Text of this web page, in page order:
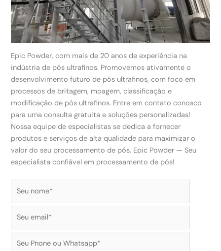
Epic Powder, com mais de 20 anos de experiência na
indústria de pós ultrafinos. Promovemos ativamente o
desenvolvimento futuro de pós ultrafinos, com foco em
processos de britagem, moagem, classificação e
modificação de pós ultrafinos. Entre em contato conosco
para uma consulta gratuita e soluções personalizadas!
Nossa equipe de especialistas se dedica a fornecer
produtos e serviços de alta qualidade para maximizar o
valor do seu processamento de pós. Epic Powder — Seu
especialista confiável em processamento de pós!